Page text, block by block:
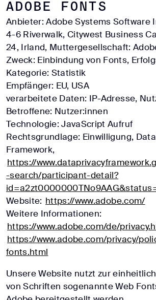
Adobe Fonts
Anbieter: Adobe Systems Software
4-6 Riverwalk, Citywest Business
24, Irland, Muttergesellschaft:
Zweck: Einbindung von Fonts,
Kategorie: Statistik
Empfänger: EU, USA
verarbeitete Daten: IP-Adresse,
Betroffene: Nutzer:innen
Technologie: JavaScript Aufruf
Rechtsgrundlage: Einwilligung,
Framework,
https://
-search/participant-detail?
Website: https://www.adobe.com/
Weitere Informationen:
https://www.adobe.com/de/
https://www.adobe.com/privacy/
fonts.html
Unsere Website nutzt zur
von Schriften sogenannte Web